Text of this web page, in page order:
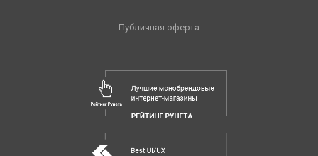
Публичная оферта